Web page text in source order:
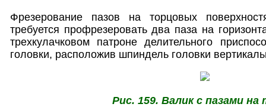
Фрезерование пазов на торцовых
требуется профрезеровать два паза на
трехкулачковом патроне делительного
головки, расположив шпиндель головки
Рис. 159. Валик с пазами на